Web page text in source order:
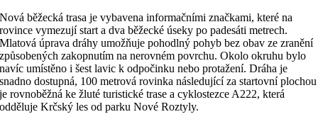
Nová běžecká trasa je vybavena informačními značkami, které na
rovince vymezují start a dva běžecké úseky po padesáti metrech.
Mlatová úprava dráhy umožňuje pohodlný pohyb bez obav ze zranění
způsobených zakopnutím na nerovném povrchu. Okolo okruhu bylo
navíc umístěno i šest lavic k odpočinku nebo protažení. Dráha je
snadno dostupná, 100 metrová rovinka následující za startovní plochou
je rovnoběžná ke žluté turistické trase a cyklostezce A222, která
odděluje Krčský les od parku Nové Roztyly.